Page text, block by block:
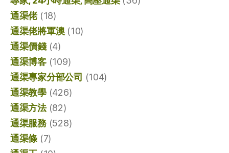
通渠佬(18)
通渠佬將軍澳(10)
通渠價錢(4)
通渠博客(109)
通渠專家分部公司 (104)
通渠教學(426)
通渠方法(82)
通渠服務(528)
通渠條 (7)